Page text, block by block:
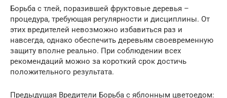
Борьба с тлей, поразившей фруктовые деревья –
процедура, требующая регулярности и дисциплины. От
этих вредителей невозможно избавиться раз и
навсегда, однако обеспечить деревьям своевременную
защиту вполне реально. При соблюдении всех
рекомендаций можно за короткий срок достичь
положительного результата.
Предыдущая Вредители Борьба с яблонным цветоедом: